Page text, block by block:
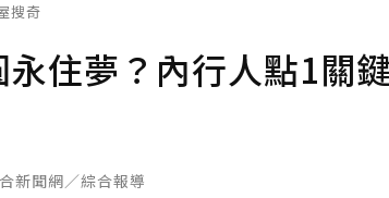
搜奇
永住夢？內行人點1關
新聞網／綜合報導